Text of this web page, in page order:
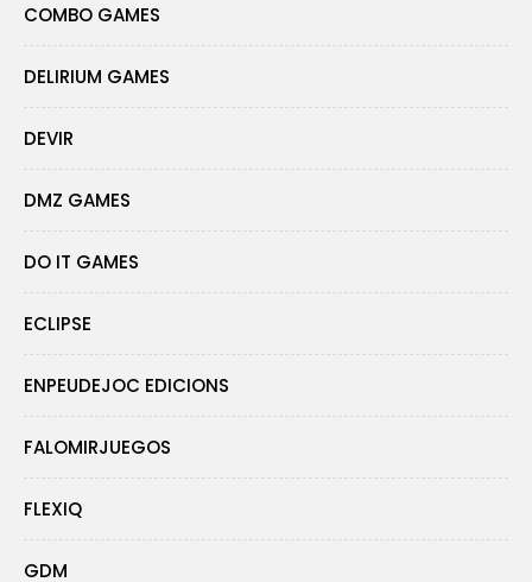
COMBO GAMES
DELIRIUM GAMES
DEVIR
DMZ GAMES
DO IT GAMES
ECLIPSE
ENPEUDEJOC EDICIONS
FALOMIRJUEGOS
FLEXIQ
GDM